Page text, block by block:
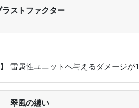
ラストファクター
雷属性ユニットへ与えるダメージが
翠風の纏い